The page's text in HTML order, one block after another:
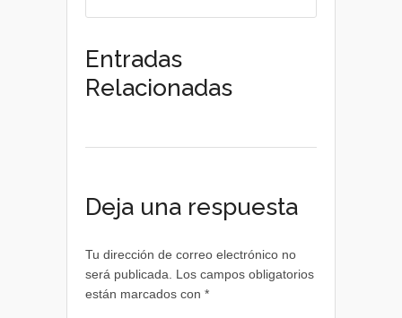
Entradas
Relacionadas
Deja una respuesta
Tu dirección de correo electrónico no
será publicada.
Los campos obligatorios
están marcados con *